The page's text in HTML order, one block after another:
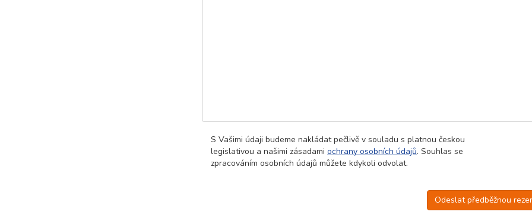
S Vašimi údaji budeme nakládat pečlivě v souladu s platnou českou
legislativou a našimi zásadami ochrany osobních údajů. Souhlas se
zpracováním osobních údajů můžete kdykoli odvolat.
Odeslat předběžnou